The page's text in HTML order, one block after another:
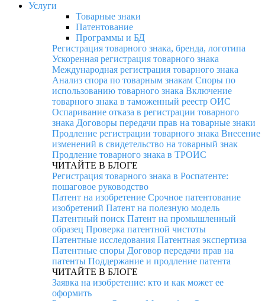
Услуги
Товарные знаки
Патентование
Программы и БД
Регистрация товарного знака, бренда, логотипа
Ускоренная регистрация товарного знака
Международная регистрация товарного знака
Анализ спора по товарным знакам Споры по
использованию товарного знака Включение
товарного знака в таможенный реестр ОИС
Оспаривание отказа в регистрации товарного
знака Договоры передачи прав на товарные знаки
Продление регистрации товарного знака Внесение
изменений в свидетельство на товарный знак
Продление товарного знака в ТРОИС
ЧИТАЙТЕ В БЛОГЕ
Регистрация товарного знака в Роспатенте:
пошаговое руководство
Патент на изобретение Срочное патентование
изобретений Патент на полезную модель
Патентный поиск Патент на промышленный
образец Проверка патентной чистоты
Патентные исследования Патентная экспертиза
Патентные споры Договор передачи прав на
патенты Поддержание и продление патента
ЧИТАЙТЕ В БЛОГЕ
Заявка на изобретение: кто и как может ее
оформить